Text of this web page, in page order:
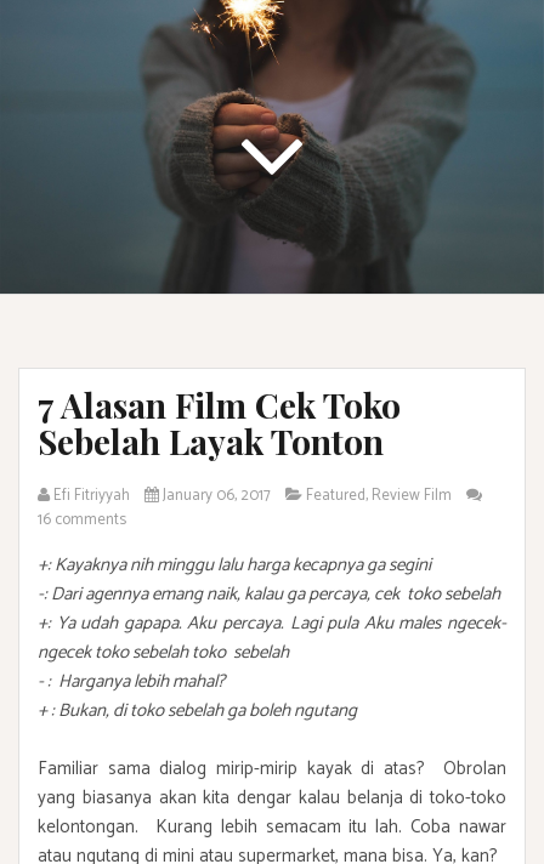
7 Alasan Film Cek Toko
Sebelah Layak Tonton
Efi Fitriyyah January 06, 2017 Featured,Review Film
16 comments
+: Kayaknya nih minggu lalu harga kecapnya ga segini
-: Dari agennya emang naik, kalau ga percaya, cek toko sebelah
+: Ya udah gapapa. Aku percaya. Lagi pula Aku males ngecek-
ngecek toko sebelah toko sebelah
- : Harganya lebih mahal?
+ : Bukan, di toko sebelah ga boleh ngutang
Familiar sama dialog mirip-mirip kayak di atas? Obrolan
yang biasanya akan kita dengar kalau belanja di toko-toko
kelontongan. Kurang lebih semacam itu lah. Coba nawar
atau ngutang di mini atau supermarket, mana bisa. Ya, kan?